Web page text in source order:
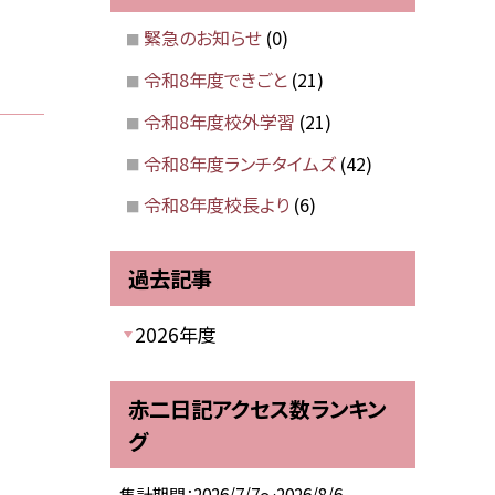
緊急のお知らせ (0)
令和8年度できごと (21)
令和8年度校外学習 (21)
令和8年度ランチタイムズ (42)
令和8年度校長より (6)
過去記事
2026年度
赤二日記アクセス数ランキン
グ